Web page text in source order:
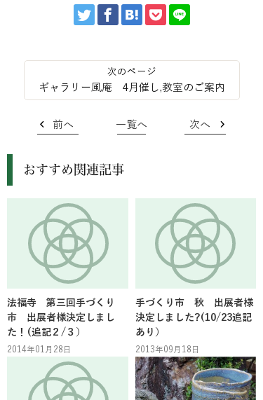
ギャラリー風庵 4月催し,教室のご案内
前へ 一覧へ 次へ
おすすめ関連記事
法福寺 第三回手づくり
市 出展者様決定しまし
た！(追記２/３）
2014年01月28日
手づくり市 秋 出展者様
決定しました?(10/23追記
あり）
2013年09月18日